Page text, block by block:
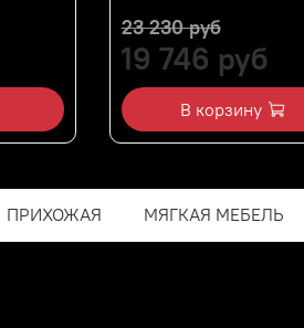
23 230 руб
19 746 руб
В корзину
ПРИХОЖАЯ МЯГКАЯ МЕБЕЛЬ